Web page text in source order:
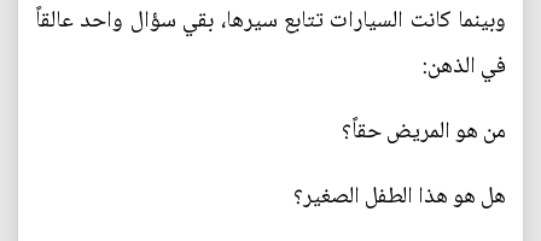
وبينما كانت السيارات تتابع سيرها، بقي سؤال واحد عالقاً
في الذهن:
من هو المريض حقاً؟
هل هو هذا الطفل الصغير؟